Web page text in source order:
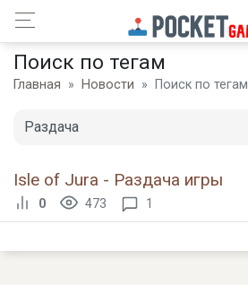
Поиск по тегам
Главная Новости Поиск по тегам
Isle of Jura - Раздача игры
0 473 1